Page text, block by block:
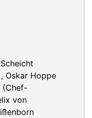
Oskar Hoppe
(Chef-
von